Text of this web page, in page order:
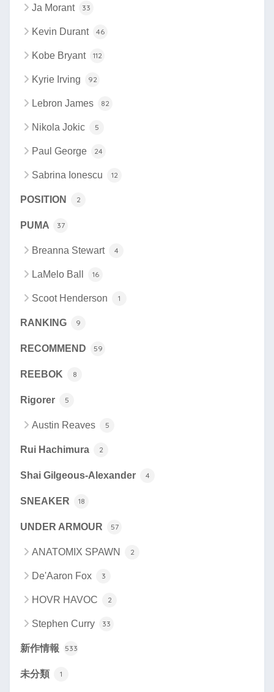
Ja Morant 33
Kevin Durant 46
Kobe Bryant 112
Kyrie Irving 92
Lebron James 82
Nikola Jokic 5
Paul George 24
Sabrina Ionescu 12
POSITION 2
PUMA 37
Breanna Stewart 4
LaMelo Ball 16
Scoot Henderson 1
RANKING 9
RECOMMEND 59
REEBOK 8
Rigorer 5
Austin Reaves 5
Rui Hachimura 2
Shai Gilgeous-Alexander 4
SNEAKER 18
UNDER ARMOUR 57
ANATOMIX SPAWN 2
De'Aaron Fox 3
HOVR HAVOC 2
Stephen Curry 33
新作情報 533
未分類 1